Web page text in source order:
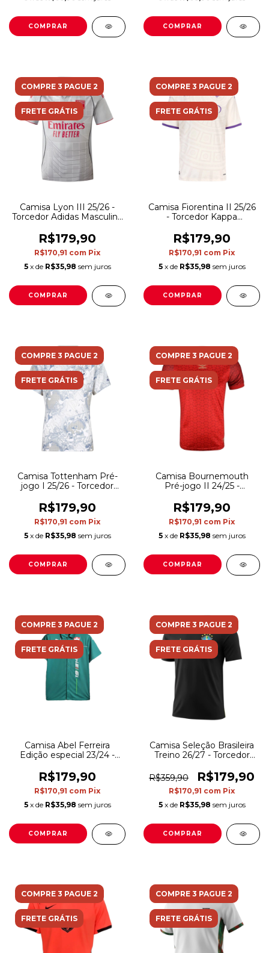
COMPRAR COMPRAR
COMPRE 3 PAGUE 2
FRETE GRÁTIS
Camisa Lyon III 25/26 -
Torcedor Adidas Masculina
R$179,90
R$170,91 com Pix
5 x de R$35,98 sem juros
COMPRAR
COMPRE 3 PAGUE 2
FRETE GRÁTIS
Camisa Fiorentina II 25/26
- Torcedor Kappa
R$179,90
R$170,91 com Pix
5 x de R$35,98 sem juros
COMPRAR
COMPRE 3 PAGUE 2
FRETE GRÁTIS
Camisa Tottenham Pré-
jogo I 25/26 - Torcedor
com detalhes em azul e
cinza
R$179,90
R$170,91 com Pix
5 x de R$35,98 sem juros
COMPRAR
COMPRE 3 PAGUE 2
FRETE GRÁTIS
Camisa Bournemouth
Pré-jogo II 24/25 -
Masculina - Vermelha
R$179,90
R$170,91 com Pix
5 x de R$35,98 sem juros
COMPRAR
COMPRE 3 PAGUE 2
FRETE GRÁTIS
Camisa Abel Ferreira
Edição especial 23/24 -
- Verde com detalhes em
branco e vermelho
R$179,90
R$170,91 com Pix
5 x de R$35,98 sem juros
COMPRAR
COMPRE 3 PAGUE 2
FRETE GRÁTIS
Camisa Seleção Brasileira
Treino 26/27 - Torcedor
R$359,90
R$179,90
R$170,91 com Pix
5 x de R$35,98 sem juros
COMPRAR
COMPRE 3 PAGUE 2
FRETE GRÁTIS
COMPRE 3 PAGUE 2
FRETE GRÁTIS